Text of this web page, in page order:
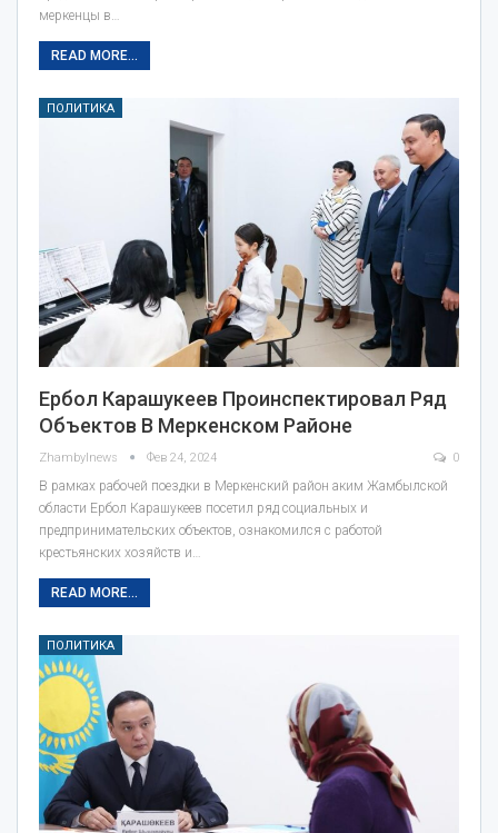
меркенцы в…
READ MORE...
ПОЛИТИКА
Ербол Карашукеев Проинспектировал Ряд
Объектов В Меркенском Районе
Zhambylnews Фев 24, 2024 0
В рамках рабочей поездки в Меркенский район аким Жамбылской
области Ербол Карашукеев посетил ряд социальных и
предпринимательских объектов, ознакомился с работой
крестьянских хозяйств и…
READ MORE...
ПОЛИТИКА